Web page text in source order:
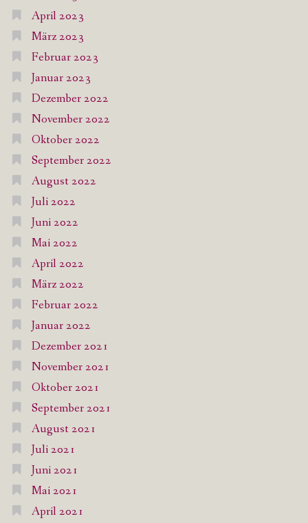
April 2023
März 2023
Februar 2023
Januar 2023
Dezember 2022
November 2022
Oktober 2022
September 2022
August 2022
Juli 2022
Juni 2022
Mai 2022
April 2022
März 2022
Februar 2022
Januar 2022
Dezember 2021
November 2021
Oktober 2021
September 2021
August 2021
Juli 2021
Juni 2021
Mai 2021
April 2021